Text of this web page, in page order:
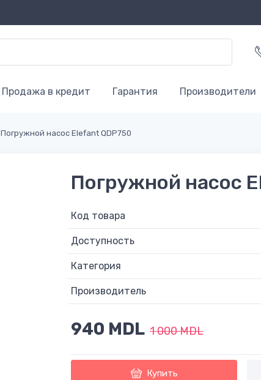
Продажа в кредит Гарантия Производители
Погружной насос Elefant QDP750
Погружной насос
Код товара
Доступность
Категория
Производитель
940 MDL 1 000 MDL
Купить